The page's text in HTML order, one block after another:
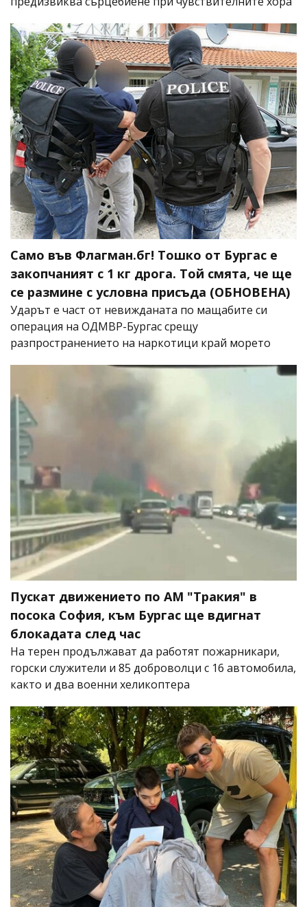
Само във Флагман.бг! Тошко от Бургас е
закопчаният с 1 кг дрога. Той смята, че ще
се размине с условна присъда (ОБНОВЕНА)
Ударът е част от невижданата по мащабите си
операция на ОДМВР-Бургас срещу
разпространението на наркотици край морето
Пускат движението по АМ "Тракия" в
посока София, към Бургас ще вдигнат
блокадата след час
На терен продължават да работят пожарникари,
горски служители и 85 доброволци с 16 автомобила,
както и два военни хеликоптера